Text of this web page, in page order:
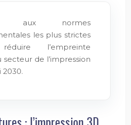
aux normes
les plus strictes
l’empreinte
de l’impression
2030.